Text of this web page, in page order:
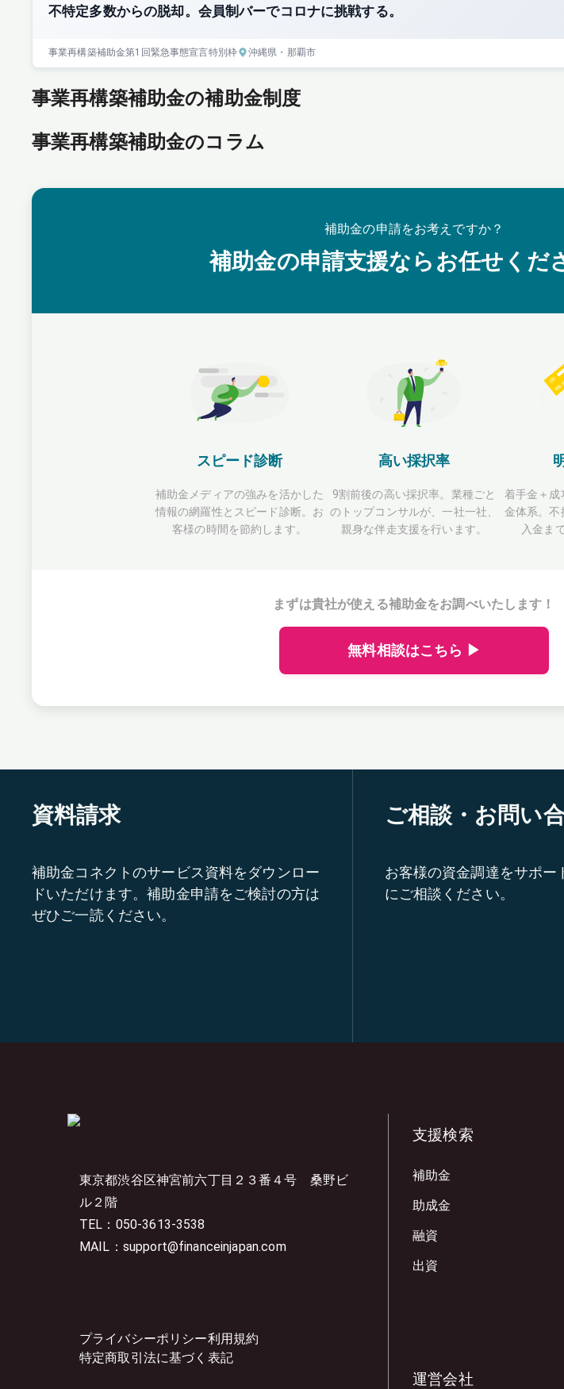
不特定多数からの脱却。会員制バーでコロナに挑戦する。
事業再構築補助金第1回緊急事態宣言特別枠 沖縄県 ・那覇市
事業再構築補助金の補助金制度
事業再構築補助金のコラム
補助金の申請をお考えですか？
補助金の申請支援ならお任せくだ
スピード診断
補助金メディアの強みを活かした
情報の網羅性とスピード診断。お
客様の時間を節約します。
高い採択率
9割前後の高い採択率。業種ごと
のトップコンサルが、一社一社、
親身な伴走支援を行います。
着手金＋成
金体系。不
入金ま
まずは貴社が使える補助金をお調べいたします！
無料相談はこちら ▶
資料請求
補助金コネクトのサービス資料をダウンロー
ドいただけます。補助金申請をご検討の方は
ぜひご一読ください。
ご相談・お問い
お客様の資金調達をサポー
にご相談ください。
東京都渋谷区神宮前六丁目２３番４号 桑野ビ
ル２階
TEL：050-3613-3538
MAIL：support@financeinjapan.com
プライバシーポリシー利用規約
特定商取引法に基づく表記
支援検索
補助金
助成金
融資
出資
運営会社